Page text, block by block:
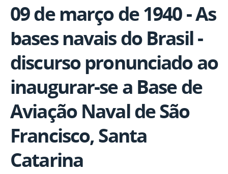
09 de março de 1940 - As
bases navais do Brasil -
discurso pronunciado ao
inaugurar-se a Base de
Aviação Naval de São
Francisco, Santa
Catarina